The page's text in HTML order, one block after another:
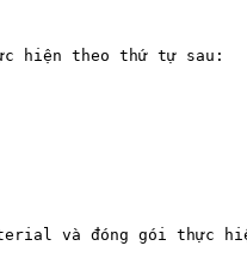
hiện theo thứ tự sau:
và đóng gói thực